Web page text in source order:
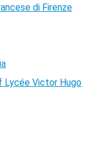
DE
À
di Firenze
Lycée Victor Hugo